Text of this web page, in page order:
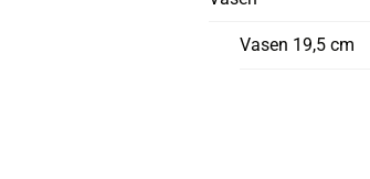
Vasen 19,5 cm